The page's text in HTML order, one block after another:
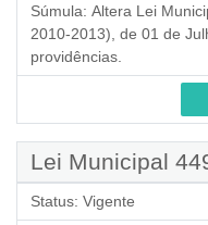
Súmula: Altera Lei
2010-2013), de 01 de
providências.
Lei Municipal
Status: Vigente